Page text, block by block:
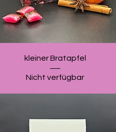
kleiner Bratapfel
Nicht verfügbar